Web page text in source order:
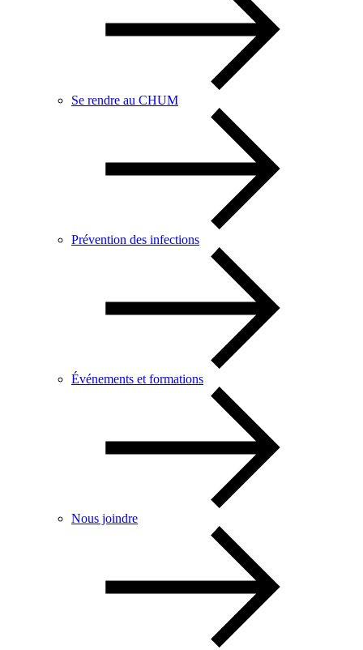
Se rendre au CHUM
Prévention des infections
Événements et formations
Nous joindre